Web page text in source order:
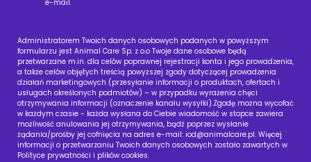
e-mail.
Administratorem Twoich danych osobowych podanych w powyższym
formularzu jest Animal Care Sp. z o.o Twoje dane osobowe będą
przetwarzane m.in. dla celów poprawnej rejestracji konta i jego prowadzenia,
a także celów objętych treścią powyższej zgody dotyczącej prowadzenia
działań marketingowych (przesyłanie informacji o produktach, ofertach i
usługach określonych podmiotów) – w przypadku wyrażenia chęci
otrzymywania informacji (oznaczenie kanału wysyłki).Zgodę można wycofać
w każdym czasie - każda wysłana do Ciebie wiadomość w stopce zawiera
możliwość anulowania jej otrzymywania, bądź poprzez wysłanie
żądania/prośby jej cofnięcia na adres e-mail: iod@animalcare.pl. Więcej
informacji o przetwarzaniu Twoich danych osobowych zostało zawartych w
Polityce prywatności i plików cookies.